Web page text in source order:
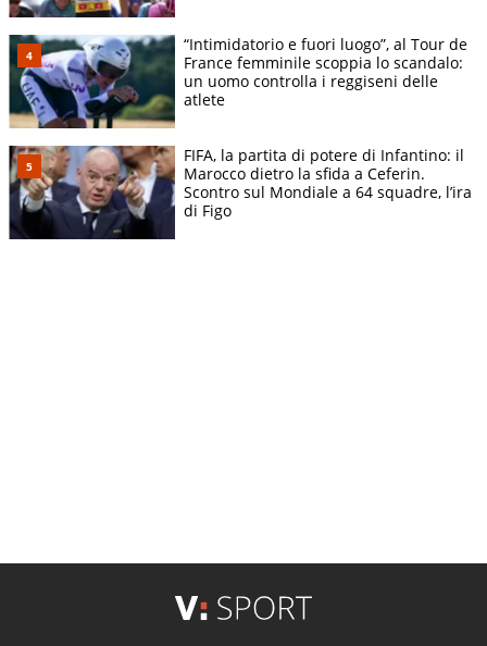
“Intimidatorio e fuori luogo”, al Tour de
France femminile scoppia lo scandalo:
un uomo controlla i reggiseni delle
atlete
FIFA, la partita di potere di Infantino: il
Marocco dietro la sfida a Ceferin.
Scontro sul Mondiale a 64 squadre, l’ira
di Figo